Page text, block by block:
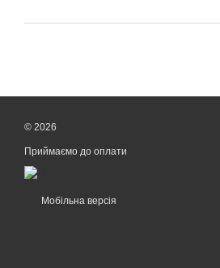
© 2026
Приймаємо до оплати
Мобільна версія